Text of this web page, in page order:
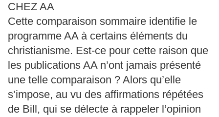
CHEZ AA
Cette comparaison sommaire identifie le
programme AA à certains éléments du
christianisme. Est-ce pour cette raison que
les publications AA n’ont jamais présenté
une telle comparaison ? Alors qu’elle
s’impose, au vu des affirmations répétées
de Bill, qui se délecte à rappeler l’opinion